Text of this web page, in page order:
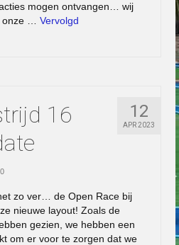
mogen ontvangen… wij
onze … Vervolgd
12
APR 2023
16
0
zo ver… de Open Race bij
nieuwe layout! Zoals de
gezien, we hebben een
om er voor te zorgen dat we